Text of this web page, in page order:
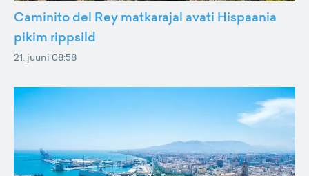
Caminito del Rey matkarajal avati Hispaania
pikim rippsild
21. juuni 08:58